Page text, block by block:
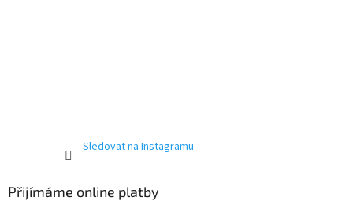
Sledovat na Instagramu
Přijímáme online platby